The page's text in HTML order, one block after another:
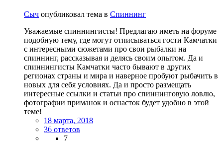
Сыч опубликовал тема в Спиннинг
Уважаемые спиннингисты! Предлагаю иметь на форуме
подобную тему, где могут отписываться гости Камчатки
с интересными сюжетами про свои рыбалки на
спиннинг, рассказывая и делясь своим опытом. Да и
спиннингисты Камчатки часто бывают в других
регионах страны и мира и наверное пробуют рыбачить в
новых для себя условиях. Да и просто размещать
интересные ссылки и статьи про спиннинговую ловлю,
фотографии приманок и оснасток будет удобно в этой
теме!
18 марта, 2018
36 ответов
7